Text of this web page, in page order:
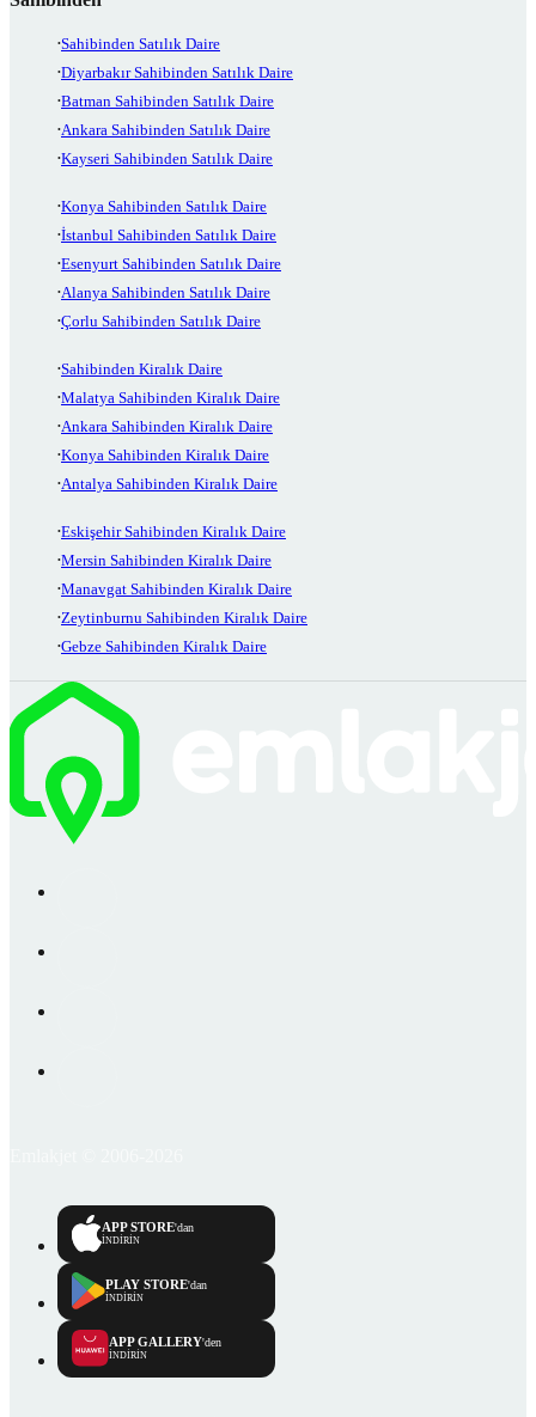
Sahibinden Satılık Daire
Diyarbakır Sahibinden Satılık Daire
Batman Sahibinden Satılık Daire
Ankara Sahibinden Satılık Daire
Kayseri Sahibinden Satılık Daire
Konya Sahibinden Satılık Daire
İstanbul Sahibinden Satılık Daire
Esenyurt Sahibinden Satılık Daire
Alanya Sahibinden Satılık Daire
Çorlu Sahibinden Satılık Daire
Sahibinden Kiralık Daire
Malatya Sahibinden Kiralık Daire
Ankara Sahibinden Kiralık Daire
Konya Sahibinden Kiralık Daire
Antalya Sahibinden Kiralık Daire
Eskişehir Sahibinden Kiralık Daire
Mersin Sahibinden Kiralık Daire
Manavgat Sahibinden Kiralık Daire
Zeytinburnu Sahibinden Kiralık Daire
Gebze Sahibinden Kiralık Daire
APP STORE'dan
İNDİRİN
PLAY STORE'dan
İNDİRİN
APP GALLERY'den
İNDİRİN